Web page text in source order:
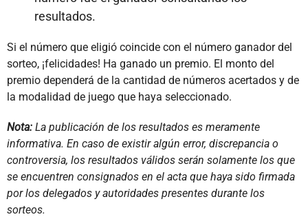
resultados.
Si el número que eligió coincide con el número ganador del
sorteo, ¡felicidades! Ha ganado un premio. El monto del
premio dependerá de la cantidad de números acertados y de
la modalidad de juego que haya seleccionado.
Nota: La publicación de los resultados es meramente
informativa. En caso de existir algún error, discrepancia o
controversia, los resultados válidos serán solamente los que
se encuentren consignados en el acta que haya sido firmada
por los delegados y autoridades presentes durante los
sorteos.